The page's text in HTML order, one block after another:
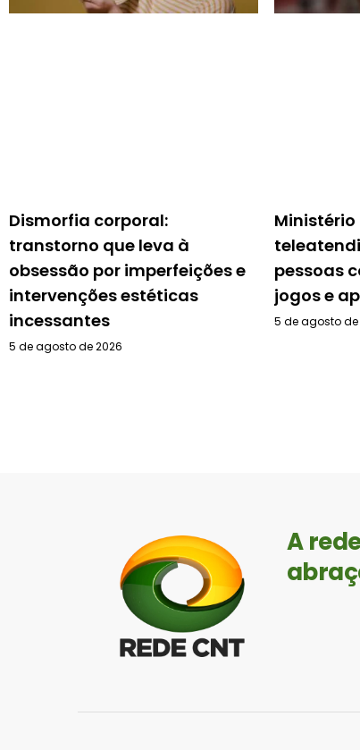
Dismorfia corporal:
transtorno que leva à
obsessão por imperfeições e
intervenções estéticas
incessantes
5 de agosto de 2026
Ministério
pessoas
jogos e
5 de agosto de
A